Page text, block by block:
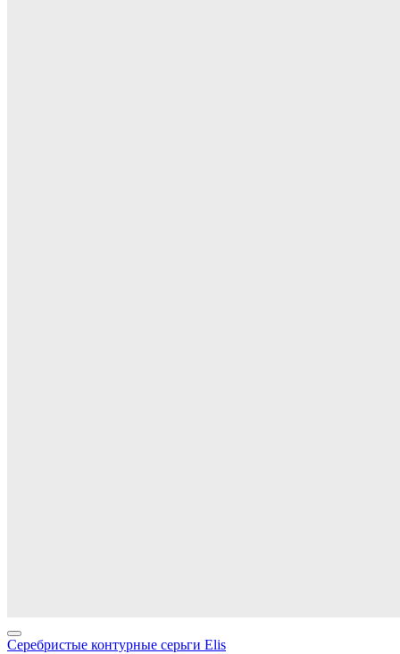
Серебристые контурные серьги Elis